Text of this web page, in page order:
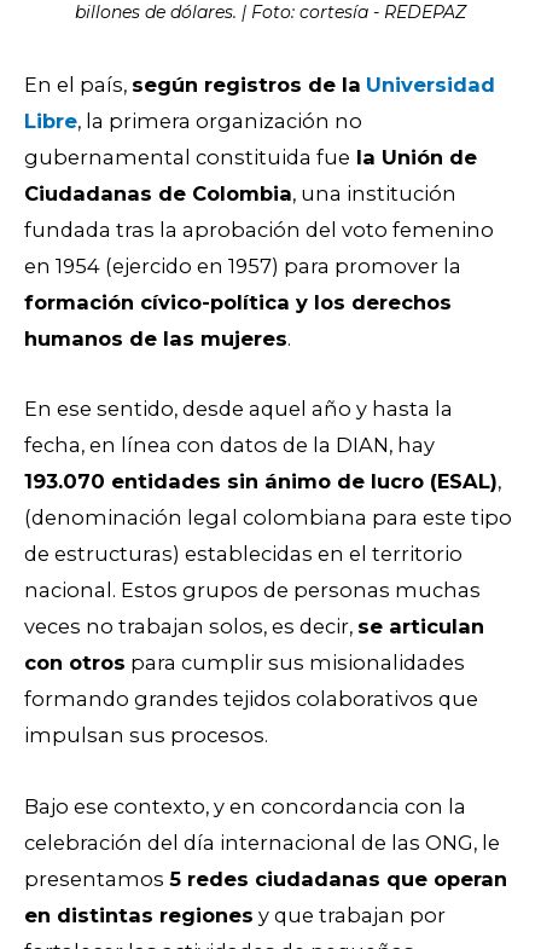
billones de dólares. | Foto: cortesía - REDEPAZ
En el país, según registros de la Universidad
Libre, la primera organización no
gubernamental constituida fue la Unión de
Ciudadanas de Colombia, una institución
fundada tras la aprobación del voto femenino
en 1954 (ejercido en 1957) para promover la
formación cívico-política y los derechos
humanos de las mujeres.
En ese sentido, desde aquel año y hasta la
fecha, en línea con datos de la DIAN, hay
193.070 entidades sin ánimo de lucro (ESAL),
(denominación legal colombiana para este tipo
de estructuras) establecidas en el territorio
nacional. Estos grupos de personas muchas
veces no trabajan solos, es decir, se articulan
con otros para cumplir sus misionalidades
formando grandes tejidos colaborativos que
impulsan sus procesos.
Bajo ese contexto, y en concordancia con la
celebración del día internacional de las ONG, le
presentamos 5 redes ciudadanas que operan
en distintas regiones y que trabajan por